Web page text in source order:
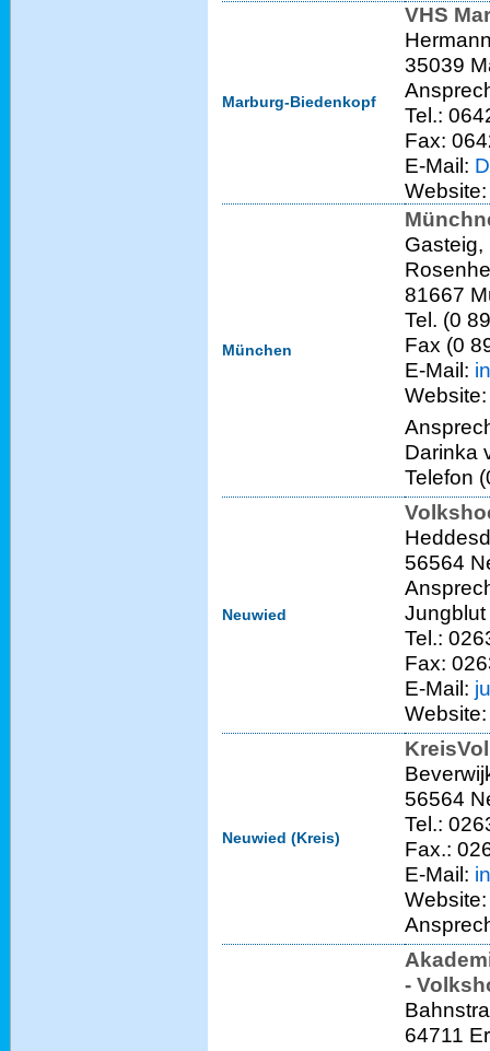
Marburg-Biedenkopf
VHS
35039
Tel.:
Fax:
E-Mail:
München
81667
Tel. (0
Fax (0
E-Mail:
Darinka
Telefon
Neuwied
56564
Jungblut
Tel.:
Fax:
E-Mail:
Neuwied (Kreis)
56564
Tel.:
Fax.:
E-Mail:
-
64711